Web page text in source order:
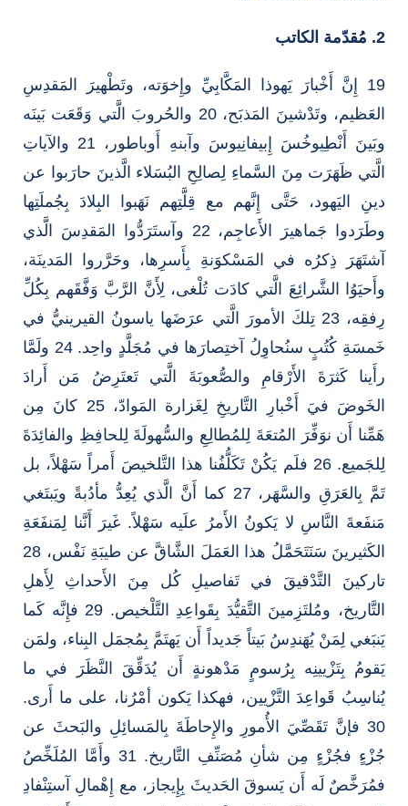
2. مُقدّمة الكاتب
19 إِنَّ أَخْبارَ يَهوذا المَكَّابِيِّ وإِخوَته، وتَطْهيرَ المَقدِسِ
العَظيم، وتَدْشينَ المَذبَح، 20 والحُروبَ الَّتي وَقَعَت بَينَه
وبَينَ أَنْطِيوخُسَ إِبيفانِيوسَ وآبنهِ أَوباطور، 21 والآياتِ
الَّتي ظَهَرَت مِنَ السَّماءِ لِصالِحِ البُسَلاء الَّذينَ حارَبوا عن
دينِ اليَهود، حَتَّى إِنَّهم مع قِلَّتِهم نَهَبوا البِلادَ بِجُملَتِها
وطَرَدوا جَماهيرَ الأَعاجِم، 22 وآستَرَدُّوا المَقدِسَ الَّذي
آشتَهَرَ ذِكرُه في المَسْكوَنةِ بِأَسرِها، وحَرَّروا المَدينَة،
وأَحيَوُا الشَّرائِعَ الَّتي كادَت تُلْغى، لِأَنَّ الرَّبَّ وَفَّقَهم بِكُلِّ
رِفقِه، 23 تِلكَ الأمورَ الَّتي عرَضَها ياسونُ القيرينيُّ في
خَمسَةِ كُتُبٍ سنُحاوِلُ آختِصارَها في مُجَلَّدٍ واحِد. 24 ولَمَّا
رأَينا كَثرَةَ الأَرْقامِ والصُّعوبَةَ الَّتي تَعتَرِضُ مَن أَرادَ
الخَوضَ فيَ أَخْبارِ التَّاريخِ لِغَزارة المَوادّ، 25 كانَ مِن
هَمِّنا أَن نوَفِّرَ المُتعَةَ لِلمُطالِعِ والسُّهولَةَ لِلحافِظِ والفائِدَةَ
لِلجَميع. 26 فلَم يَكُنْ تَكَلُّفُنا هذا التَّلخيصَ أَمراً سَهْلاً، بل
تَمَّ بِالعَرَقِ والسَّهَر، 27 كما أَنَّ الَّذي يُعِدُّ مأدُبةً ويَبتَغي
مَنفَعةَ النَّاسِ لا يَكونُ الأَمرُ علَيه سَهْلاً. غَيرَ أَنَّنا لِمَنفَعَةِ
الكَثيرينَ سَنَتَحَمَّلُ هذا العَمَلَ الشَّاقَّ عن طيبَةِ نَفْس، 28
تاركينَ التَّدْقيقَ في تَفاصيلِ كُل مِنَ الأَحداثِ لِأَهلِ
التَّاريخ، ومُلتَزِمينَ التَّقيُّدَ بِقَواعِدِ التَّلْخيص. 29 فإِنَّه كَما
يَنبَغي لِمَنْ يُهَندِسُ بَيتاً جَديداً أَن يَهتَمَّ بِمُجمَل البِناء، ولمَن
يَقومُ بِتَزْيينِه بِرُسومٍ مَدْهونةٍ أَن يُدَقِّقَ النَّظَرَ في ما
يُناسِبُ قَواعِدَ التَّزْيين، فهكذا يَكون أمْرُنا، على ما أَرى.
30 فإنَّ تَقَصِّيَ الأُمورِ والإِحاطَةَ بِالمَسائِلِ والبَحثَ عن
جُزْءٍ فجُزْءٍ مِن شأنِ مُصَنِّفِ التَّاريخ. 31 وأَمَّا المُلَخِّصُ
فمُرَخَّصٌ لَه أَن يَسوقَ الحَديثَ بِإِيجاز، مع إِهْمالِ آستِنْفادِ